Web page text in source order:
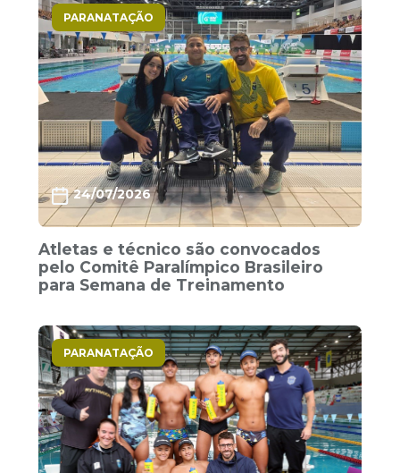
PARANATAÇÃO
24/07/2026
Atletas e técnico são convocados
pelo Comitê Paralímpico Brasileiro
para Semana de Treinamento
PARANATAÇÃO